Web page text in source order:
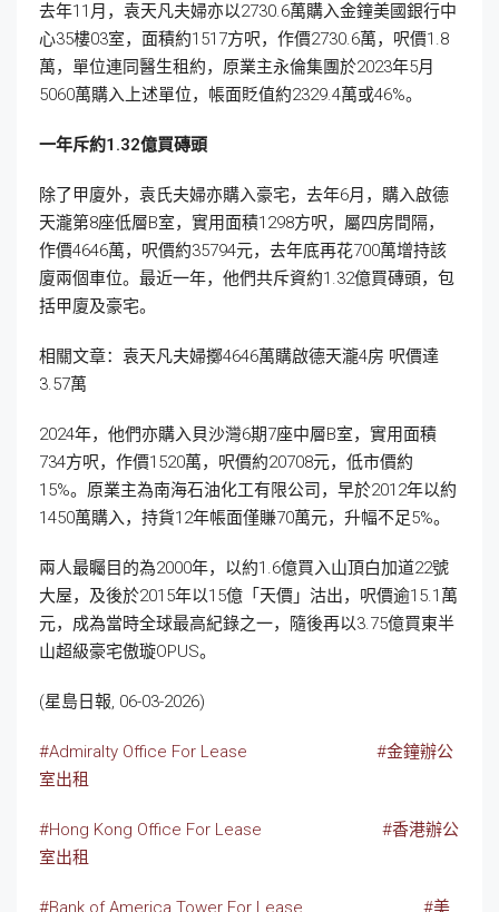
去年11月，袁天凡夫婦亦以2730.6萬購入金鐘美國銀行中
心35樓03室，面積約1517方呎，作價2730.6萬，呎價1.8
萬，單位連同醫生租約，原業主永倫集團於2023年5月
5060萬購入上述單位，帳面貶值約2329.4萬或46%。
一年斥約1.32億買磚頭
除了甲廈外，袁氏夫婦亦購入豪宅，去年6月，購入啟德
天瀧第8座低層B室，實用面積1298方呎，屬四房間隔，
作價4646萬，呎價約35794元，去年底再花700萬增持該
廈兩個車位。最近一年，他們共斥資約1.32億買磚頭，包
括甲廈及豪宅。
相關文章：袁天凡夫婦擲4646萬購啟德天瀧4房 呎價達
3.57萬
2024年，他們亦購入貝沙灣6期7座中層B室，實用面積
734方呎，作價1520萬，呎價約20708元，低市價約
15%。原業主為南海石油化工有限公司，早於2012年以約
1450萬購入，持貨12年帳面僅賺70萬元，升幅不足5%。
兩人最矚目的為2000年，以約1.6億買入山頂白加道22號
大屋，及後於2015年以15億「天價」沽出，呎價逾15.1萬
元，成為當時全球最高紀錄之一，隨後再以3.75億買東半
山超級豪宅傲璇OPUS。
(星島日報, 06-03-2026)
#Admiralty Office For Lease
#金鐘辦公
室出租
#Hong Kong Office For Lease
#香港辦公
室出租
#Bank of America Tower For Lease #美